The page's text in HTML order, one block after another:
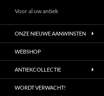
Voor al uw antiek
ONZE NIEUWE AANWINSTEN
WEBSHOP
ANTIEKCOLLECTIE
WORDT VERWACHT!